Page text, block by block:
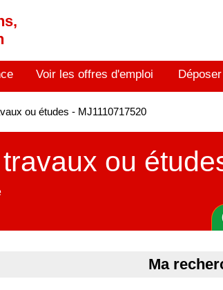
Voir les offres d'emploi
ou études - MJ1110717520
ou
Ma